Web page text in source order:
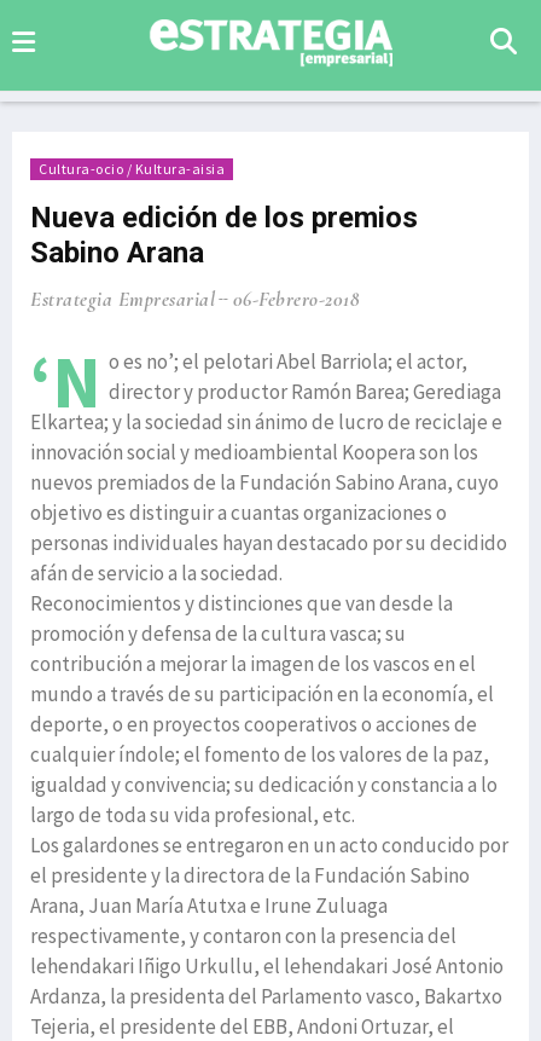
Cultura-ocio / Kultura-aisia
Nueva edición de los premios
Sabino Arana
Estrategia Empresarial 06-Febrero-2018
‘N o es no’; el pelotari Abel Barriola; el actor,
director y productor Ramón Barea; Gerediaga
Elkartea; y la sociedad sin ánimo de lucro de reciclaje e
innovación social y medioambiental Koopera son los
nuevos premiados de la Fundación Sabino Arana, cuyo
objetivo es distinguir a cuantas organizaciones o
personas individuales hayan destacado por su decidido
afán de servicio a la sociedad.
Reconocimientos y distinciones que van desde la
promoción y defensa de la cultura vasca; su
contribución a mejorar la imagen de los vascos en el
mundo a través de su participación en la economía, el
deporte, o en proyectos cooperativos o acciones de
cualquier índole; el fomento de los valores de la paz,
igualdad y convivencia; su dedicación y constancia a lo
largo de toda su vida profesional, etc.
Los galardones se entregaron en un acto conducido por
el presidente y la directora de la Fundación Sabino
Arana, Juan María Atutxa e Irune Zuluaga
respectivamente, y contaron con la presencia del
lehendakari Iñigo Urkullu, el lehendakari José Antonio
Ardanza, la presidenta del Parlamento vasco, Bakartxo
Tejeria, el presidente del EBB, Andoni Ortuzar, el